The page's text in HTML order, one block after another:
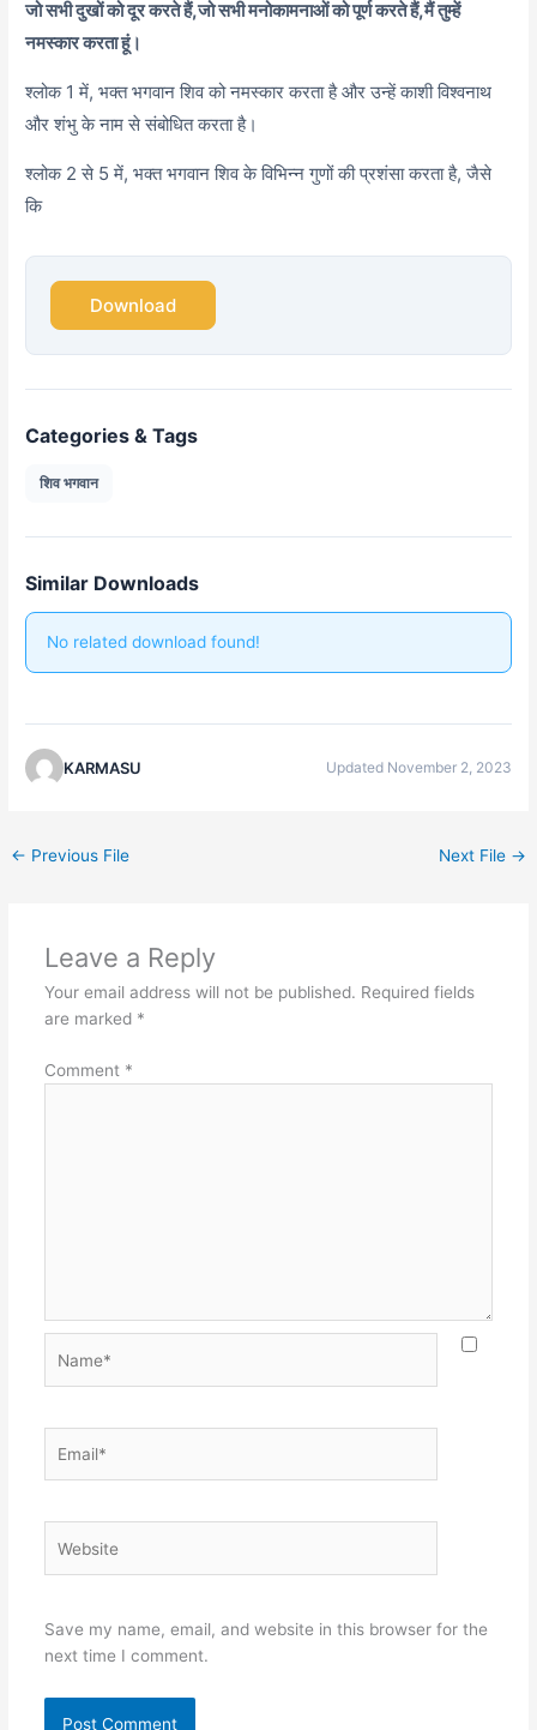
जो सभी दुखों को दूर करते हैं,जो सभी मनोकामनाओं को पूर्ण करते हैं,मैं तुम्हें
नमस्कार करता हूं।
श्लोक 1 में, भक्त भगवान शिव को नमस्कार करता है और उन्हें काशी विश्वनाथ
और शंभु के नाम से संबोधित करता है।
श्लोक 2 से 5 में, भक्त भगवान शिव के विभिन्न गुणों की प्रशंसा करता है, जैसे
कि
Download
Categories & Tags
शिव भगवान
Similar Downloads
No related download found!
KARMASU Updated November 2, 2023
← Previous File Next File →
Leave a Reply
Your email address will not be published. Required fields
are marked *
Comment *
Save my name, email, and website in this browser for the
next time I comment.